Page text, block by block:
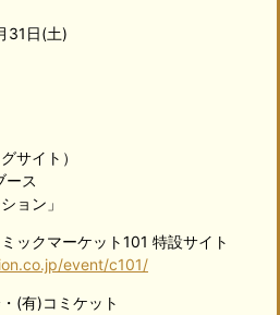
31日(土)
サイト）
ース
ョン」
ックマーケット101 特設サイト
event/c101/
(有)コミケット